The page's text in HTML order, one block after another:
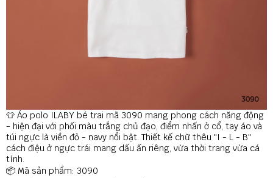
👕 Áo polo ILABY bé trai mã 3090 mang phong cách năng động
- hiện đại với phối màu trắng chủ đạo, điểm nhấn ở cổ, tay áo và
túi ngực là viền đỏ - navy nổi bật. Thiết kế chữ thêu "I - L - B"
cách điệu ở ngực trái mang dấu ấn riêng, vừa thời trang vừa cá
tính.
📦 Mã sản phẩm: 3090